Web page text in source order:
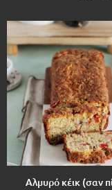
Αλμυρό κέικ (σαν